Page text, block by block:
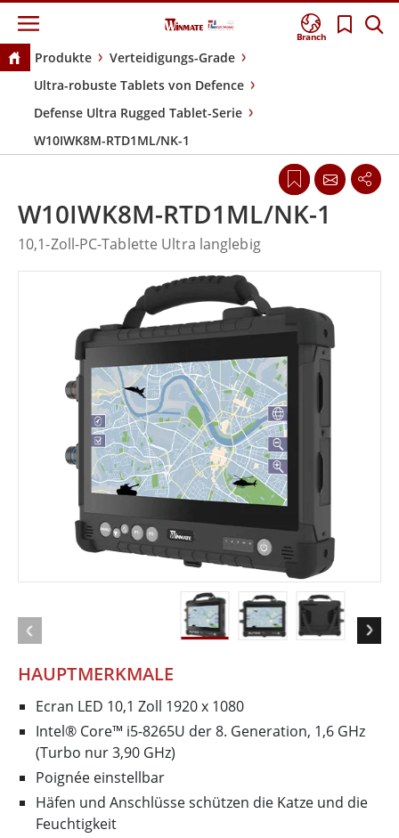
Branch
Produkte
Verteidigungs-Grade
Ultra-robuste Tablets von Defence
Defense Ultra Rugged Tablet-Serie
W10IWK8M-RTD1ML/NK-1
HAUPTMERKMALE
Ecran LED 10,1 Zoll 1920 x 1080
Intel® Core™ i5-8265U der 8. Generation, 1,6 GHz
(Turbo nur 3,90 GHz)
Poignée einstellbar
Häfen und Anschlüsse schützen die Katze und die
Feuchtigkeit
W10IWK8M-RTD1ML/NK-1
10,1-Zoll-PC-Tablette Ultra langlebig